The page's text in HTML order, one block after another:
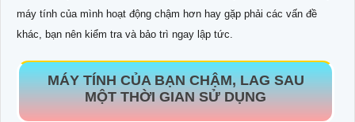
máy tính của mình hoạt động chậm hơn hay gặp phải các vấn đề
khác, bạn nên kiểm tra và bảo trì ngay lập tức.
MÁY TÍNH CỦA BẠN CHẬM, LAG SAU
MỘT THỜI GIAN SỬ DỤNG